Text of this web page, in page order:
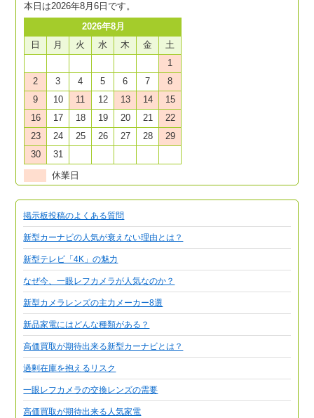
本日は2026年8月6日です。
2026年8月
日
月 火 水 木 金
土
1
2
3 4 5 6 7
8
9
10 11 12 13 14
15
16
17 18 19 20 21
22
23
24 25 26 27 28
29
30
31
休業日
掲示板投稿のよくある質問
新型カーナビの人気が衰えない理由とは？
新型テレビ「4K」の魅力
なぜ今、一眼レフカメラが人気なのか？
新型カメラレンズの主力メーカー8選
新品家電にはどんな種類がある？
高価買取が期待出来る新型カーナビとは？
過剰在庫を抱えるリスク
一眼レフカメラの交換レンズの需要
高価買取が期待出来る人気家電